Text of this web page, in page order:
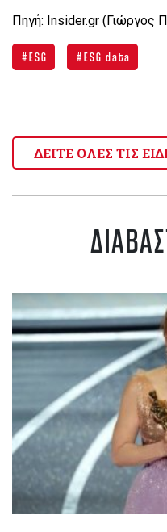
Πηγή: Insider.gr (Γιώργος
ESG ESG data
ΔΕΙΤΕ ΟΛΕΣ ΤΙΣ